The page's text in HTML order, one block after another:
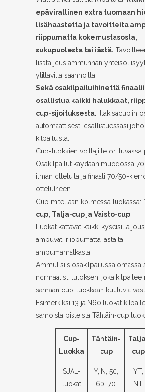
epävirallinen extra tuomaan
lisähaastetta ja tavoitteita
riippumatta kokemustasosta,
sukupuolesta tai iästä.
lisätä jousiammunnan
ylittävillä säännöillä.
Sekä osakilpailuihinettä
osallistua kaikki halukkaat,
cup-sijoituksesta.
Iltakisacupiin
automaattisesti osallistuessasi
kilpailuista.
Cup-luokkien voittajille on luvassa
Osakilpailut käydään muodossa
ilman otteluita ja finaali 70/50-
otteluineen.
Cup mitellään kolmessa luokassa:
cup, Talja-cup ja Vaisto-cup
Luokat kattavat kaikki kyseisillä
ampuvat, riippumatta iästä tai
ampumamatkasta.
Ammut siis osakilpailussa omassa
normaalisti tuloksen, joka kilpailee
samaan cup-luokkaan kuuluvia
Esimerkiksi 13 ja N60 luokat
samoista pisteistä Tähtäin-cup
Cup-
Luokka
Tähtäin-
cup
cup
SJAL-
luokat
Y, N, 50,
60, 70,
YT,
NT,